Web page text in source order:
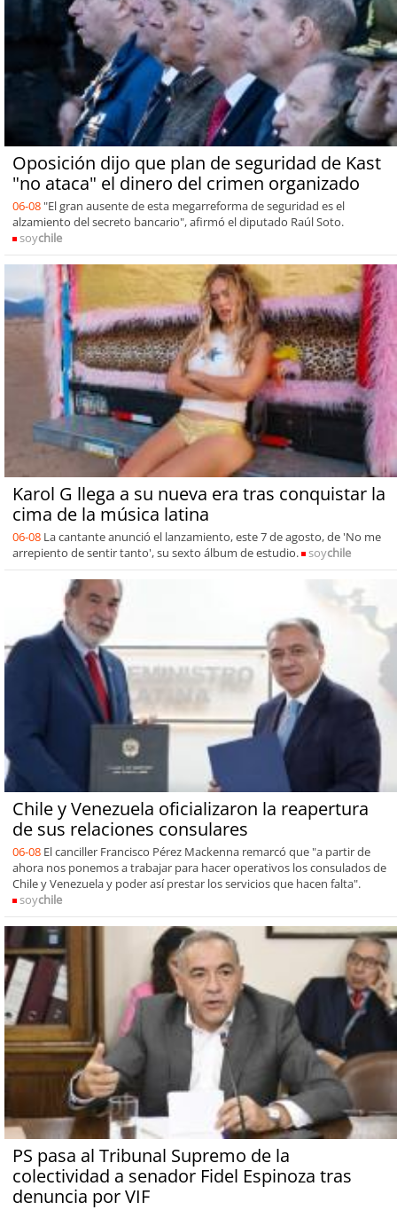
Oposición dijo que plan de seguridad de Kast
"no ataca" el dinero del crimen organizado
06-08 "El gran ausente de esta megarreforma de seguridad es el
alzamiento del secreto bancario", afirmó el diputado Raúl Soto.
soychile
Karol G llega a su nueva era tras conquistar la
cima de la música latina
06-08 La cantante anunció el lanzamiento, este 7 de agosto, de 'No me
arrepiento de sentir tanto', su sexto álbum de estudio.
soychile
Chile y Venezuela oficializaron la reapertura
de sus relaciones consulares
06-08 El canciller Francisco Pérez Mackenna remarcó que "a partir de
ahora nos ponemos a trabajar para hacer operativos los consulados de
Chile y Venezuela y poder así prestar los servicios que hacen falta".
soychile
PS pasa al Tribunal Supremo de la
colectividad a senador Fidel Espinoza tras
denuncia por VIF